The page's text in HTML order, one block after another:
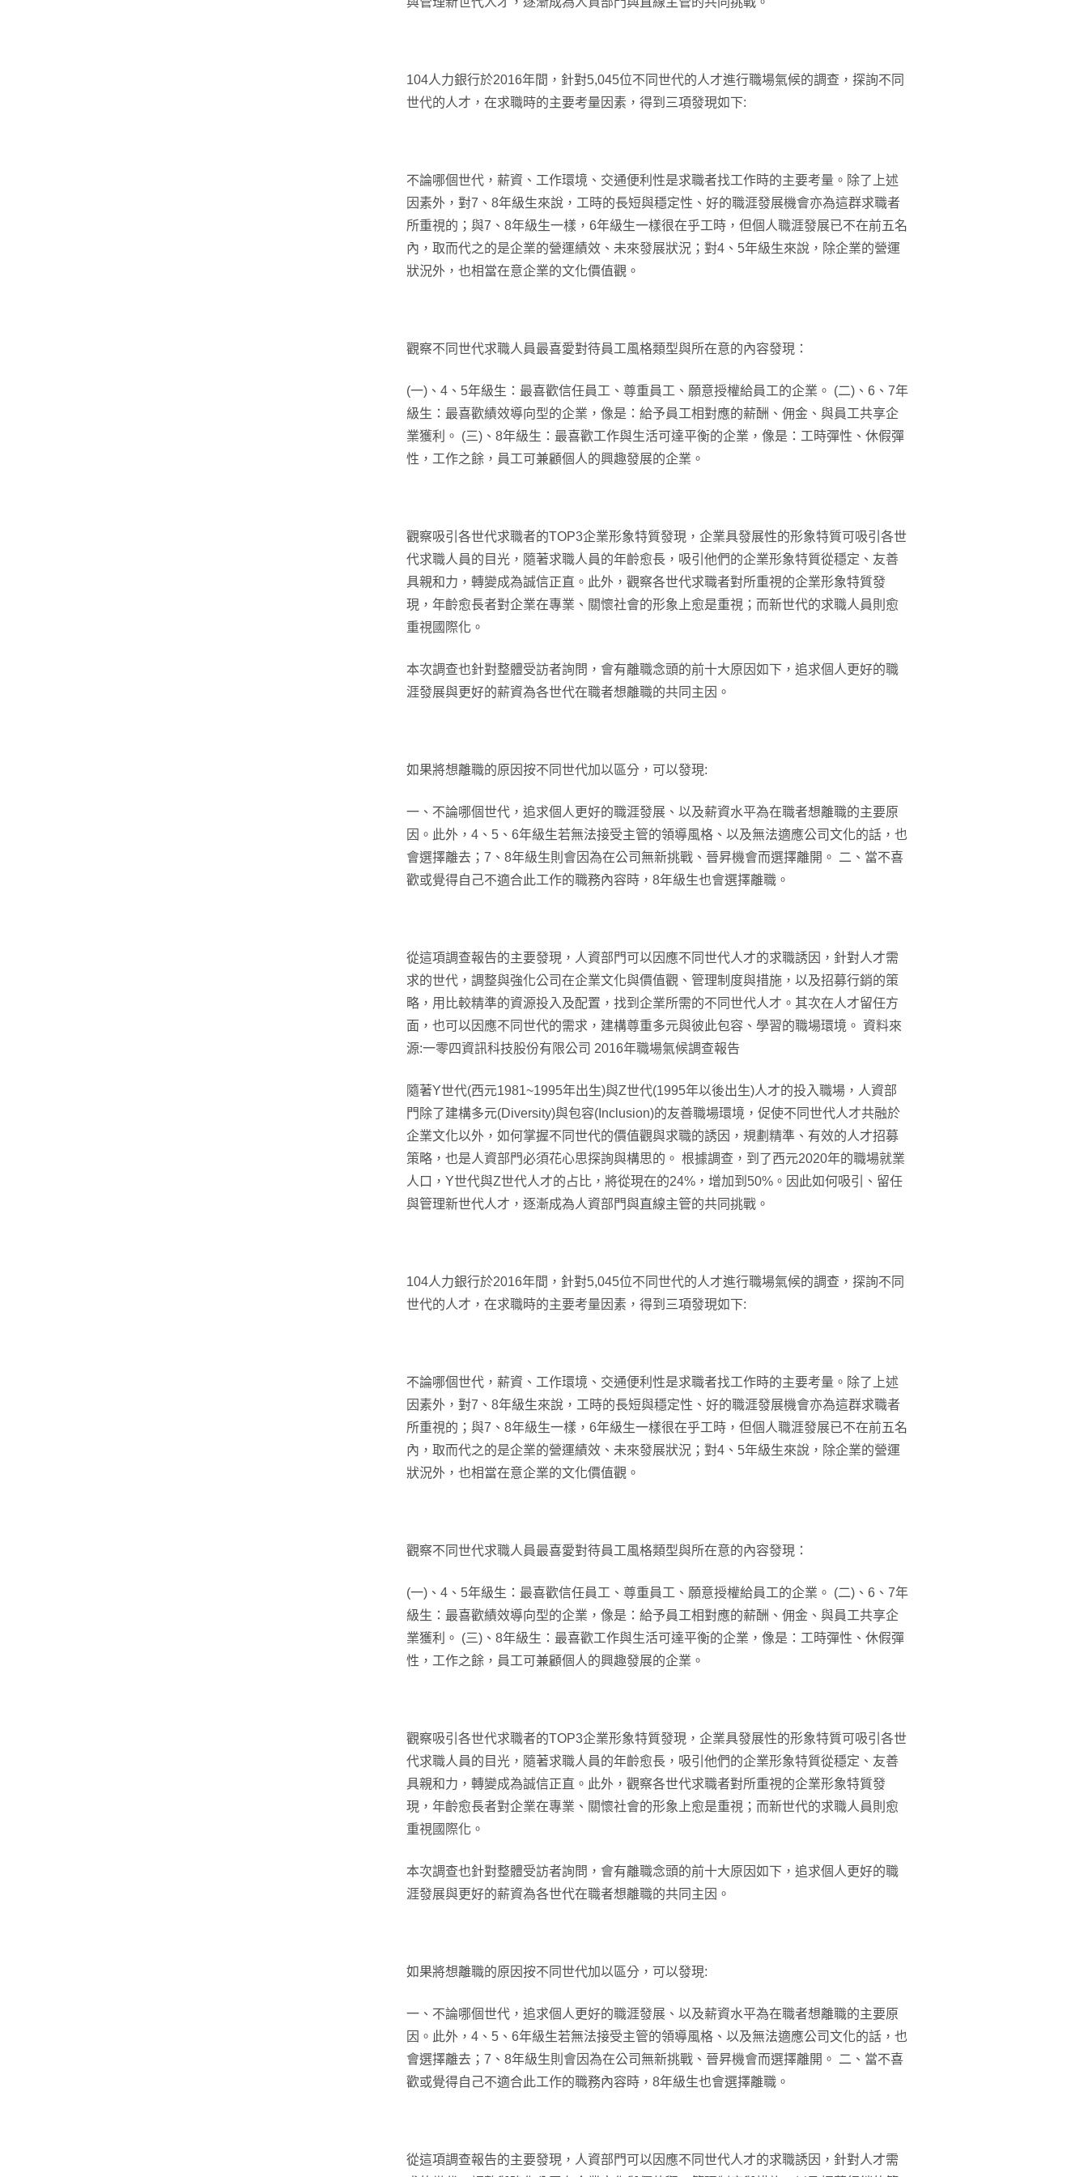
104人力銀行於2016年間，針對5,045位不同世代的人才進行職場氣候的調查，探詢不同
世代的人才，在求職時的主要考量因素，得到三項發現如下:
不論哪個世代，薪資、工作環境、交通便利性是求職者找工作時的主要考量。除了上述
因素外，對7、8年級生來說，工時的長短與穩定性、好的職涯發展機會亦為這群求職者
所重視的；與7、8年級生一樣，6年級生一樣很在乎工時，但個人職涯發展已不在前五名
內，取而代之的是企業的營運績效、未來發展狀況；對4、5年級生來說，除企業的營運
狀況外，也相當在意企業的文化價值觀。
觀察不同世代求職人員最喜愛對待員工風格類型與所在意的內容發現：
(一)、4、5年級生：最喜歡信任員工、尊重員工、願意授權給員工的企業。 (二)、6、7年
級生：最喜歡績效導向型的企業，像是：給予員工相對應的薪酬、佣金、與員工共享企
業獲利。 (三)、8年級生：最喜歡工作與生活可達平衡的企業，像是：工時彈性、休假彈
性，工作之餘，員工可兼顧個人的興趣發展的企業。
觀察吸引各世代求職者的TOP3企業形象特質發現，企業具發展性的形象特質可吸引各世
代求職人員的目光，隨著求職人員的年齡愈長，吸引他們的企業形象特質從穩定、友善
具親和力，轉變成為誠信正直。此外，觀察各世代求職者對所重視的企業形象特質發
現，年齡愈長者對企業在專業、關懷社會的形象上愈是重視；而新世代的求職人員則愈
重視國際化。
本次調查也針對整體受訪者詢問，會有離職念頭的前十大原因如下，追求個人更好的職
涯發展與更好的薪資為各世代在職者想離職的共同主因。
如果將想離職的原因按不同世代加以區分，可以發現:
一、不論哪個世代，追求個人更好的職涯發展、以及薪資水平為在職者想離職的主要原
因。此外，4、5、6年級生若無法接受主管的領導風格、以及無法適應公司文化的話，也
會選擇離去；7、8年級生則會因為在公司無新挑戰、晉昇機會而選擇離開。 二、當不喜
歡或覺得自己不適合此工作的職務內容時，8年級生也會選擇離職。
從這項調查報告的主要發現，人資部門可以因應不同世代人才的求職誘因，針對人才需
求的世代，調整與強化公司在企業文化與價值觀、管理制度與措施，以及招募行銷的策
略，用比較精準的資源投入及配置，找到企業所需的不同世代人才。其次在人才留任方
面，也可以因應不同世代的需求，建構尊重多元與彼此包容、學習的職場環境。 資料來
源:一零四資訊科技股份有限公司 2016年職場氣候調查報告
隨著Y世代(西元1981~1995年出生)與Z世代(1995年以後出生)人才的投入職場，人資部
門除了建構多元(Diversity)與包容(Inclusion)的友善職場環境，促使不同世代人才共融於
企業文化以外，如何掌握不同世代的價值觀與求職的誘因，規劃精準、有效的人才招募
策略，也是人資部門必須花心思探詢與構思的。 根據調查，到了西元2020年的職場就業
人口，Y世代與Z世代人才的占比，將從現在的24%，增加到50%。因此如何吸引、留任
與管理新世代人才，逐漸成為人資部門與直線主管的共同挑戰。
104人力銀行於2016年間，針對5,045位不同世代的人才進行職場氣候的調查，探詢不同
世代的人才，在求職時的主要考量因素，得到三項發現如下:
不論哪個世代，薪資、工作環境、交通便利性是求職者找工作時的主要考量。除了上述
因素外，對7、8年級生來說，工時的長短與穩定性、好的職涯發展機會亦為這群求職者
所重視的；與7、8年級生一樣，6年級生一樣很在乎工時，但個人職涯發展已不在前五名
內，取而代之的是企業的營運績效、未來發展狀況；對4、5年級生來說，除企業的營運
狀況外，也相當在意企業的文化價值觀。
觀察不同世代求職人員最喜愛對待員工風格類型與所在意的內容發現：
(一)、4、5年級生：最喜歡信任員工、尊重員工、願意授權給員工的企業。 (二)、6、7年
級生：最喜歡績效導向型的企業，像是：給予員工相對應的薪酬、佣金、與員工共享企
業獲利。 (三)、8年級生：最喜歡工作與生活可達平衡的企業，像是：工時彈性、休假彈
性，工作之餘，員工可兼顧個人的興趣發展的企業。
觀察吸引各世代求職者的TOP3企業形象特質發現，企業具發展性的形象特質可吸引各世
代求職人員的目光，隨著求職人員的年齡愈長，吸引他們的企業形象特質從穩定、友善
具親和力，轉變成為誠信正直。此外，觀察各世代求職者對所重視的企業形象特質發
現，年齡愈長者對企業在專業、關懷社會的形象上愈是重視；而新世代的求職人員則愈
重視國際化。
本次調查也針對整體受訪者詢問，會有離職念頭的前十大原因如下，追求個人更好的職
涯發展與更好的薪資為各世代在職者想離職的共同主因。
如果將想離職的原因按不同世代加以區分，可以發現:
一、不論哪個世代，追求個人更好的職涯發展、以及薪資水平為在職者想離職的主要原
因。此外，4、5、6年級生若無法接受主管的領導風格、以及無法適應公司文化的話，也
會選擇離去；7、8年級生則會因為在公司無新挑戰、晉昇機會而選擇離開。 二、當不喜
歡或覺得自己不適合此工作的職務內容時，8年級生也會選擇離職。
從這項調查報告的主要發現，人資部門可以因應不同世代人才的求職誘因，針對人才需